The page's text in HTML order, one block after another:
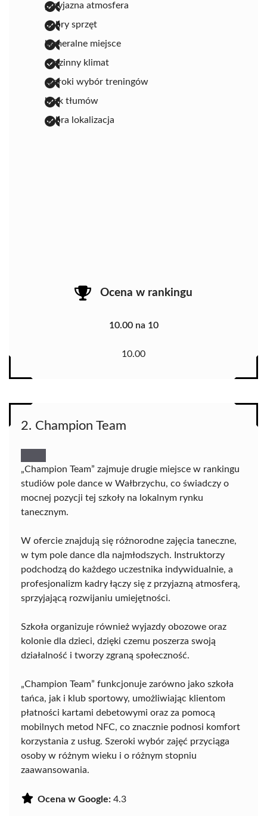
przyjazna atmosfera
dobry sprzęt
kameralne miejsce
rodzinny klimat
szeroki wybór treningów
brak tłumów
dobra lokalizacja
Ocena w rankingu
10.00 na 10
10.00
2. Champion Team
„Champion Team” zajmuje drugie miejsce w rankingu
studiów pole dance w Wałbrzychu, co świadczy o
mocnej pozycji tej szkoły na lokalnym rynku
tanecznym.
W ofercie znajdują się różnorodne zajęcia taneczne,
w tym pole dance dla najmłodszych. Instruktorzy
podchodzą do każdego uczestnika indywidualnie, a
profesjonalizm kadry łączy się z przyjazną atmosferą,
sprzyjającą rozwijaniu umiejętności.
Szkoła organizuje również wyjazdy obozowe oraz
kolonie dla dzieci, dzięki czemu poszerza swoją
działalność i tworzy zgraną społeczność.
„Champion Team” funkcjonuje zarówno jako szkoła
tańca, jak i klub sportowy, umożliwiając klientom
płatności kartami debetowymi oraz za pomocą
mobilnych metod NFC, co znacznie podnosi komfort
korzystania z usług. Szeroki wybór zajęć przyciąga
osoby w różnym wieku i o różnym stopniu
zaawansowania.
Ocena w Google: 4.3